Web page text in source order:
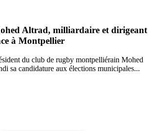
Altrad, milliardaire et dirigeant
à Montpellier
du club de rugby montpelliérain Mohed
sa candidature aux élections municipales...